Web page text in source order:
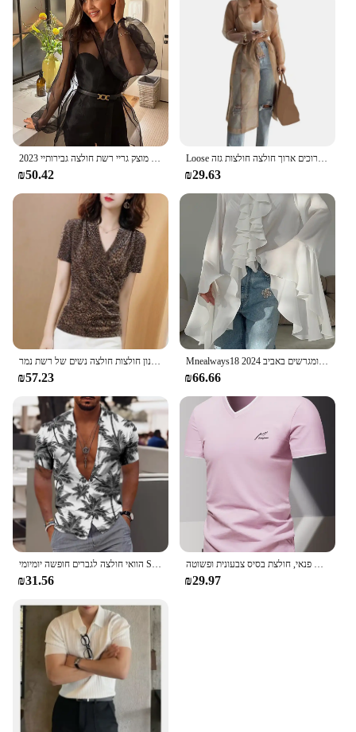
2023 אביב קיץ נשים אלגנטי ארוך שרוול מוצק גריי רשת חולצה גבירותיי Sheer שיפון חולצה לאישה נקבה
₪50.42
Loose שיפון נשים חולצה מעיל נטו חוט לראות דרך חולצה אביב קיץ מעיל שרוכים ארוך חולצה חולצות גזה
₪29.63
נשים של אביב קיץ סגנון חולצות חולצה נשים של רשת נמר V-צוואר נצנצים ארוך שרוול אלגנטי קוריאני חולצות DD8769
₪57.23
Mnealways18 חולצות שיפון לבן מעופפות רפרדות שרוול גודל אוברסייז למינציה חולצות אלגנטיות ומגרשים באביב 2024
₪66.66
הוואי חולצה לגברים חופשה יומיומי Slim Fit חולצות כושר אלגנטי פרח דפוס עלים חברתי מזדמן אופנה Camisa Y2k בגדים
₪31.56
חולצת וי 2024 כותנה טהורה קצרה לגברים, חולצת ספורט לגברים ולחולצת פנאי, חולצת בסיס צבעונית ופשוטה
₪29.97